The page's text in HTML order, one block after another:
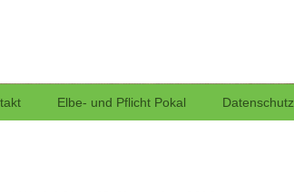
Elbe- und Pflicht Pokal Datenschutz
Rollsport in Wedel